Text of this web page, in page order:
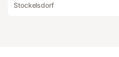
Stockelsdorf